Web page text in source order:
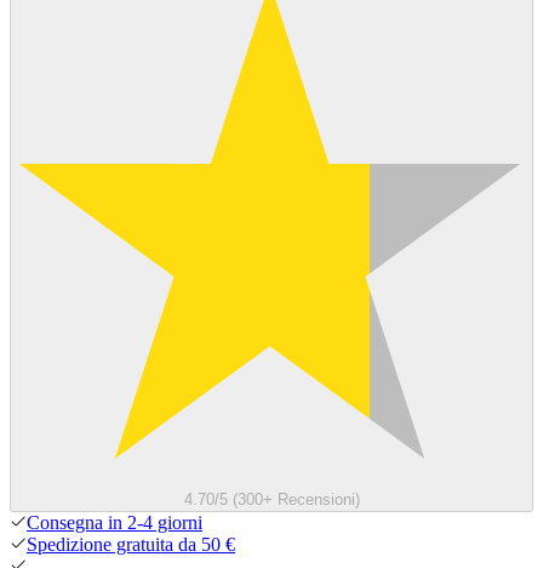
4.70/5 (300+ Recensioni)
Consegna in 2-4 giorni
Spedizione gratuita da 50 €